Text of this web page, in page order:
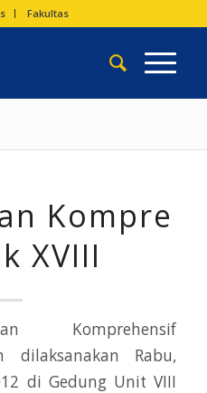
Fakultas
Kompre
XVIII
Komprehensif
dilaksanakan Rabu,
di Gedung Unit VIII